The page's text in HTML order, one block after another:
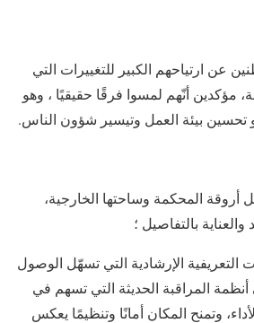
عن ارتياحهم الكبير للتغييرات التي
مؤكدين أنّهم لمسوا فرقًا حقيقيًا ، وهو
تحسين بيئة العمل وتيسير شؤون الناس.
أروقة المحكمة وساحتها الخارجية،
بالتفاصيل ؛
التعريفية الإرشادية التي تسهّل الوصول
المراقبة الحديثة التي تسهم في
وتمنح المكان أمانًا وتنظيمًا يعكس